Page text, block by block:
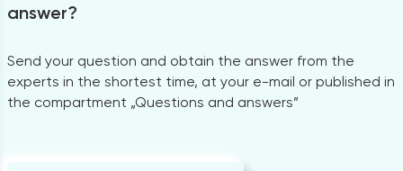
answer?
Send your question and obtain the answer from the
experts in the shortest time, at your e-mail or published in
the compartment „Questions and answers”